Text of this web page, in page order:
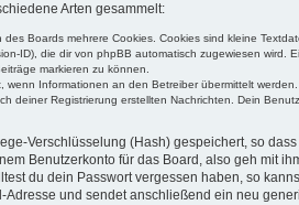
Arten gesammelt:
Boards mehrere Cookies. Cookies sind kleine
ID), die dir von phpBB automatisch zugewiesen
markieren zu können.
wenn Informationen an den Betreiber übermittelt
deiner Registrierung erstellten Nachrichten. Dein
Verschlüsselung (Hash) gespeichert, so
Benutzerkonto für das Board, also geh mit
du dein Passwort vergessen haben, so
und sendet anschließend ein neu